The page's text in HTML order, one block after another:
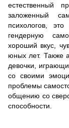
естественный
заложенный
психологов,
гендерную
хороший вкус,
юных лет. Также
девочки,
со своими
проблемы
общению со
способности.